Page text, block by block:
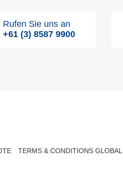
Rufen Sie uns an
+61 (3) 8587 9900
TERMS & CONDITIONS GLOBAL